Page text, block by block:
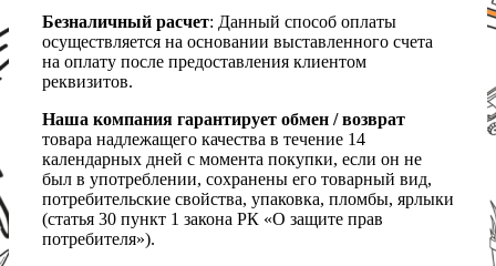
Безналичный расчет: Данный способ оплаты
осуществляется на основании выставленного счета
на оплату после предоставления клиентом
реквизитов.
Наша компания гарантирует обмен / возврат
товара надлежащего качества в течение 14
календарных дней с момента покупки, если он не
был в употреблении, сохранены его товарный вид,
потребительские свойства, упаковка, пломбы, ярлыки
(статья 30 пункт 1 закона РК «О защите прав
потребителя»).